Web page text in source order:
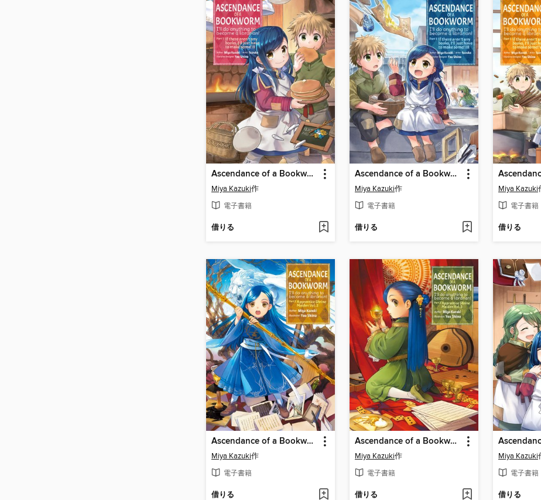
Ascendance of a Bookworm Manga, Part 1, Volume 2
Miya Kazuki作
電子書籍
借りる
Ascendance of a Bookworm Manga, Part 1, Volume 3
Miya Kazuki作
電子書籍
借りる
Miya Kazuki
電子書籍
借りる
Ascendance of a Bookworm, Part 2, Volume 2
Miya Kazuki作
電子書籍
借りる
Ascendance of a Bookworm, Part 2, Volume 3
Miya Kazuki作
電子書籍
借りる
Miya Kazuki
電子書籍
借りる